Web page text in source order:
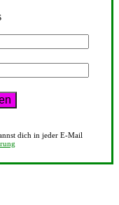
dich in jeder E-Mail